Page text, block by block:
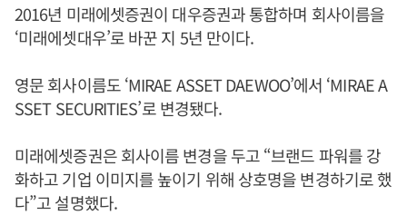
2016년 미래에셋증권이 대우증권과 통합하며 회사이름을
‘미래에셋대우’로 바꾼 지 5년 만이다.
영문 회사이름도 ‘MIRAE ASSET DAEWOO’에서 ‘MIRAE A
SSET SECURITIES’로 변경됐다.
미래에셋증권은 회사이름 변경을 두고 “브랜드 파워를 강
화하고 기업 이미지를 높이기 위해 상호명을 변경하기로 했
다”고 설명했다.